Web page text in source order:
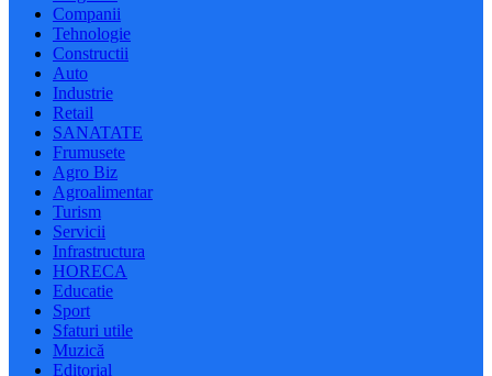
Companii
Tehnologie
Constructii
Auto
Industrie
Retail
SANATATE
Frumusete
Agro Biz
Agroalimentar
Turism
Servicii
Infrastructura
HORECA
Educatie
Sport
Sfaturi utile
Muzică
Editorial